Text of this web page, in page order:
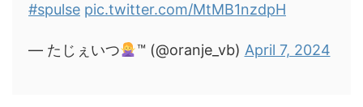
#spulse pic.twitter.com/MtMB1nzdpH
— たじぇいつ ™ (@oranje_vb) April 7, 2024